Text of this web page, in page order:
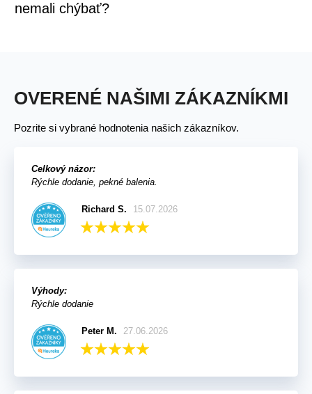
nemali chýbať?
OVERENÉ NAŠIMI ZÁKAZNÍKMI
Pozrite si vybrané hodnotenia našich zákazníkov.
Celkový názor:
Rýchle dodanie, pekné balenia.
Richard S. 15.07.2026
Výhody:
Rýchle dodanie
Peter M. 27.06.2026